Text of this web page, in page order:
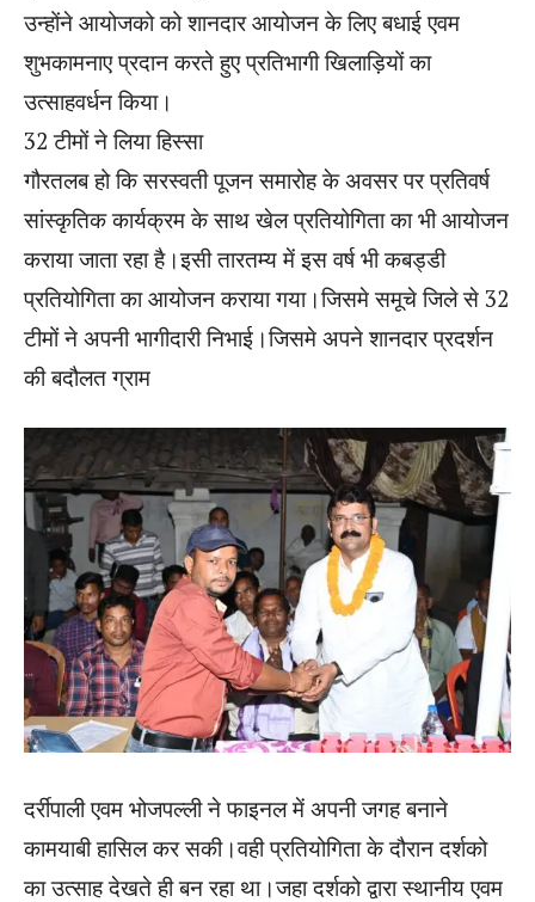
उन्होंने आयोजको को शानदार आयोजन के लिए बधाई एवम
शुभकामनाए प्रदान करते हुए प्रतिभागी खिलाड़ियों का
उत्साहवर्धन किया।
32 टीमों ने लिया हिस्सा
गौरतलब हो कि सरस्वती पूजन समारोह के अवसर पर प्रतिवर्ष
सांस्कृतिक कार्यक्रम के साथ खेल प्रतियोगिता का भी आयोजन
कराया जाता रहा है।इसी तारतम्य में इस वर्ष भी कबड्डी
प्रतियोगिता का आयोजन कराया गया।जिसमे समूचे जिले से 32
टीमों ने अपनी भागीदारी निभाई।जिसमे अपने शानदार प्रदर्शन
की बदौलत ग्राम
दर्रीपाली एवम भोजपल्ली ने फाइनल में अपनी जगह बनाने
कामयाबी हासिल कर सकी।वही प्रतियोगिता के दौरान दर्शको
का उत्साह देखते ही बन रहा था।जहा दर्शको द्वारा स्थानीय एवम